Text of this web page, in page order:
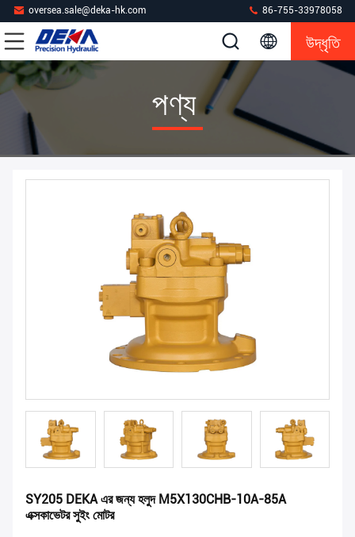
oversea.sale@deka-hk.com 86-755-33978058
উদ্ধৃতি
পণ্য
SY205 DEKA এর জন্য হলুদ M5X130CHB-10A-85A
এক্সকাভেটর সুইং মোটর